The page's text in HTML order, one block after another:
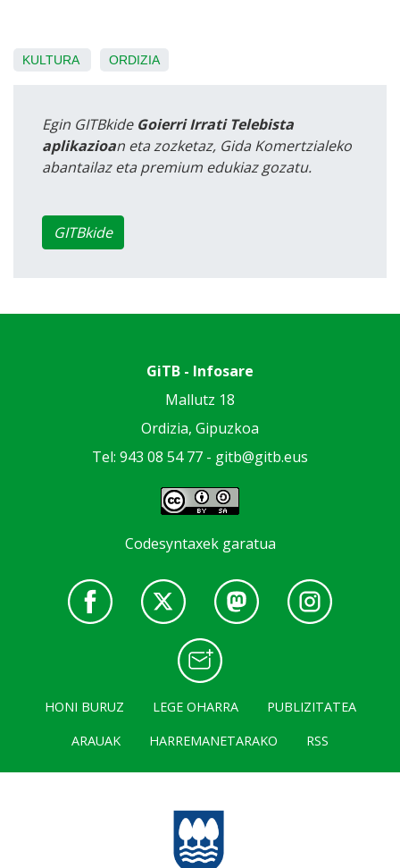
KULTURA ORDIZIA
Egin GITBkide Goierri Irrati Telebista
aplikazioan eta zozketaz, Gida Komertzialeko
abantailaz eta premium edukiaz gozatu.
GITBkide
GiTB - Infosare
Mallutz 18
Ordizia, Gipuzkoa
Tel: 943 08 54 77 - gitb@gitb.eus
Codesyntaxek garatua
HONI BURUZ LEGE OHARRA
PUBLIZITATEA
ARAUAK
HARREMANETARAKO RSS